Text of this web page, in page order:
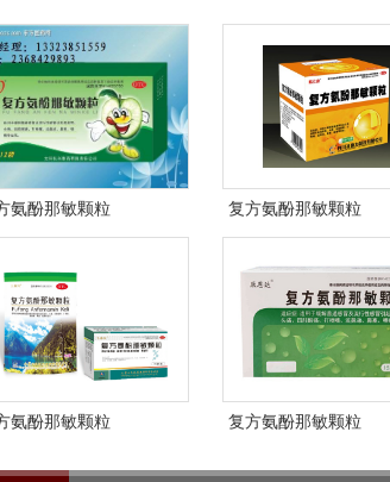
氨酚那敏颗粒 复方氨酚那敏颗粒
氨酚那敏颗粒 复方氨酚那敏颗粒
：8年前
袋 120盒/件
专利产品 基药 市场保护 年终返利 无需保证金 有退货
持
025-57950697
网